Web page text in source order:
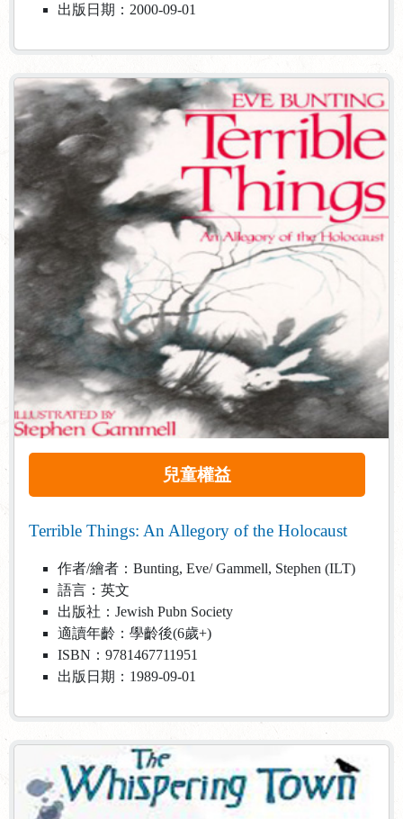
出版日期：2000-09-01
兒童權益
Terrible Things: An Allegory of the Holocaust
作者/繪者：Bunting, Eve/ Gammell, Stephen (ILT)
語言：英文
出版社：Jewish Pubn Society
適讀年齡：學齡後(6歲+)
ISBN：9781467711951
出版日期：1989-09-01